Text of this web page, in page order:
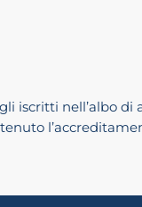
iscritti nell’albo di